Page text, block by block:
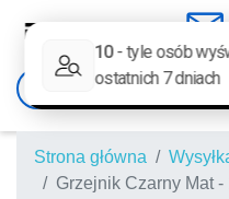
mail
Strona główna
Grzejnik Czarny Mat